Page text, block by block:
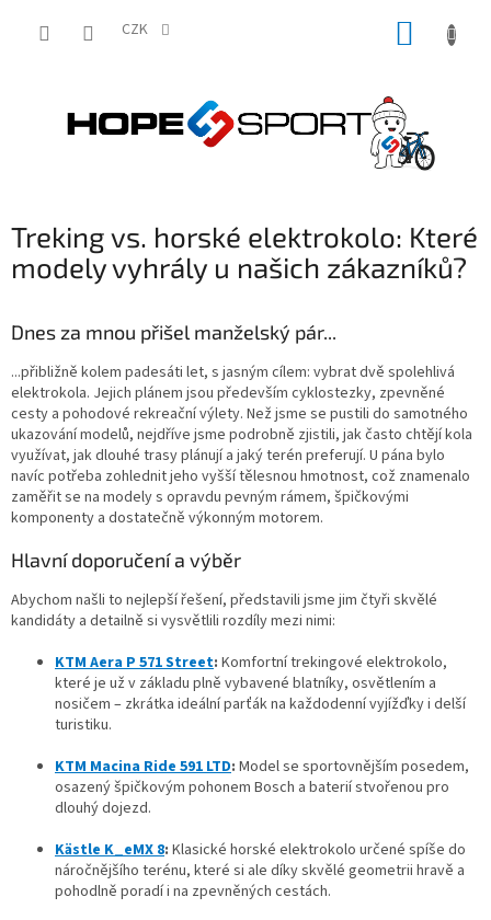
CZK
Treking vs. horské elektrokolo: Které
modely vyhrály u našich zákazníků?
Dnes za mnou přišel manželský pár...
...přibližně kolem padesáti let, s jasným cílem: vybrat dvě spolehlivá
elektrokola. Jejich plánem jsou především cyklostezky, zpevněné
cesty a pohodové rekreační výlety. Než jsme se pustili do samotného
ukazování modelů, nejdříve jsme podrobně zjistili, jak často chtějí kola
využívat, jak dlouhé trasy plánují a jaký terén preferují. U pána bylo
navíc potřeba zohlednit jeho vyšší tělesnou hmotnost, což znamenalo
zaměřit se na modely s opravdu pevným rámem, špičkovými
komponenty a dostatečně výkonným motorem.
Hlavní doporučení a výběr
Abychom našli to nejlepší řešení, představili jsme jim čtyři skvělé
kandidáty a detailně si vysvětlili rozdíly mezi nimi:
KTM Aera P 571 Street: Komfortní trekingové elektrokolo,
které je už v základu plně vybavené blatníky, osvětlením a
nosičem – zkrátka ideální parťák na každodenní vyjížďky i delší
turistiku.
KTM Macina Ride 591 LTD: Model se sportovnějším posedem,
osazený špičkovým pohonem Bosch a baterií stvořenou pro
dlouhý dojezd.
Kästle K_eMX 8: Klasické horské elektrokolo určené spíše do
náročnějšího terénu, které si ale díky skvělé geometrii hravě a
pohodlně poradí i na zpevněných cestách.